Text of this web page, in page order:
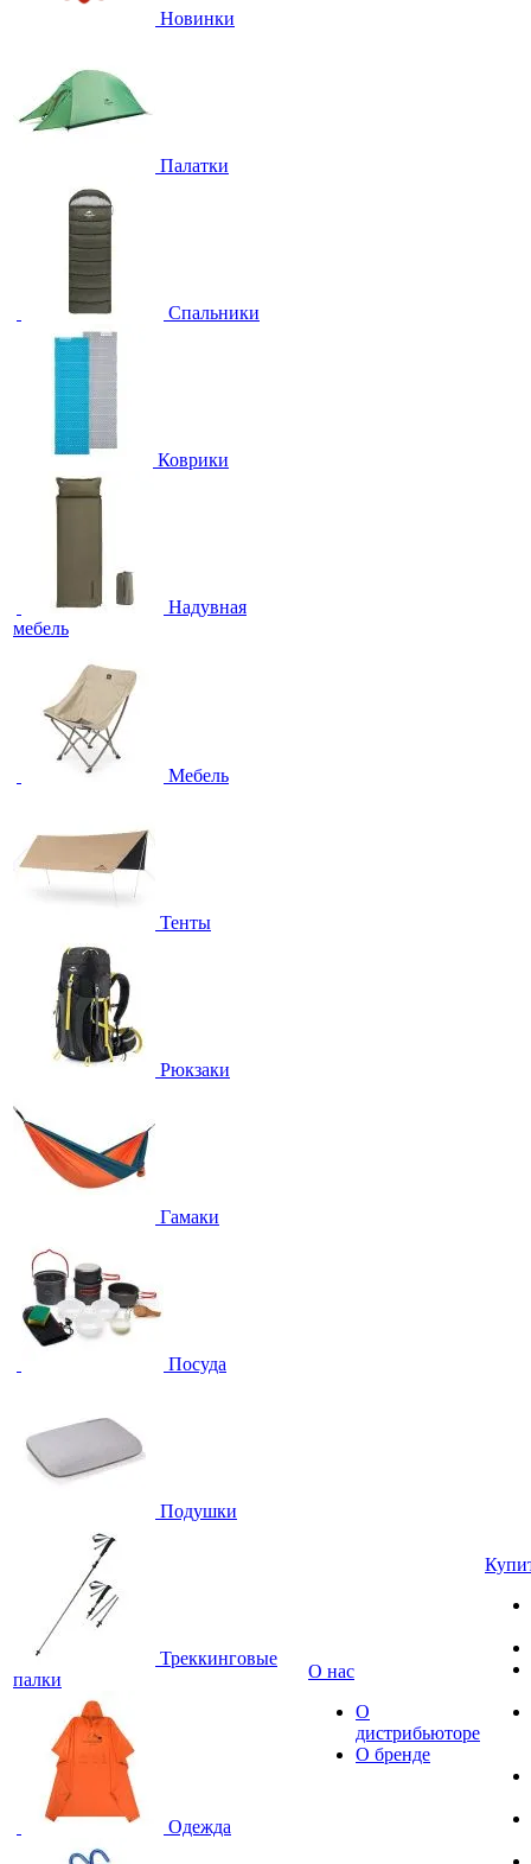
Новинки
Палатки
Спальники
Коврики
Надувная
мебель
Мебель
Тенты
Рюкзаки
Гамаки
Посуда
Подушки
Треккинговые
палки
Одежда
О нас
О
дистрибьюторе
О бренде